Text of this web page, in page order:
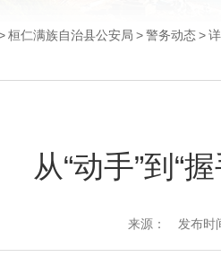
桓仁满族自治县公安局 >警务动态>
从“动手”到“
来源： 发布时